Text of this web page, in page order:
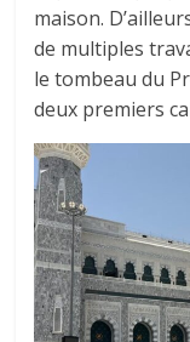
maison.
de multiples
le tombeau du
deux premiers